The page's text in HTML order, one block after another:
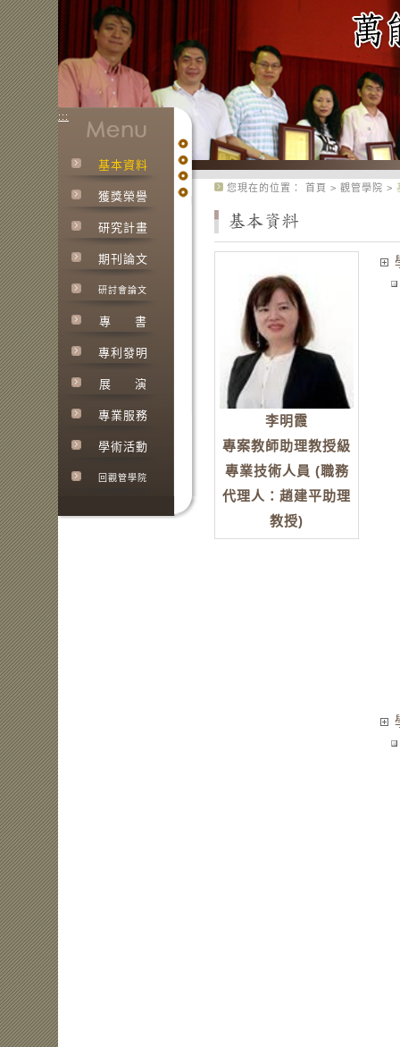
:::
基本資料
獲獎榮譽
研究計畫
期刊論文
研討會論文
專 書
專利發明
展 演
專業服務
學術活動
回觀管學院
您現在的位置： 首頁 > 觀管學院 >
李明霞
專案教師助理教授級
專業技術人員 (職務
代理人：趙建平助理
教授)